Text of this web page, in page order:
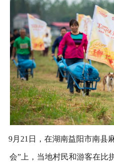
9月21日，在湖南益阳市南县
会”上，当地村民和游客在比